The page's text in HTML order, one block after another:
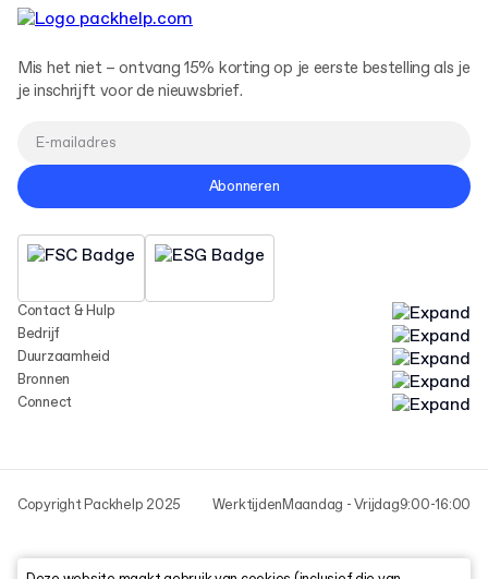
Contact & Hulp
Bedrijf
Duurzaamheid
Bronnen
Connect
Mis het niet – ontvang 15% korting op je eerste bestelling als je
je inschrijft voor de nieuwsbrief.
Abonneren
Copyright Packhelp 2025 WerktijdenMaandag - Vrijdag9:00-16:00